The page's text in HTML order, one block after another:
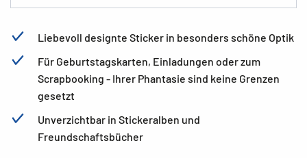
Liebevoll designte Sticker in besonders schöne Optik
Für Geburtstagskarten, Einladungen oder zum
Scrapbooking - Ihrer Phantasie sind keine Grenzen
gesetzt
Unverzichtbar in Stickeralben und
Freundschaftsbücher